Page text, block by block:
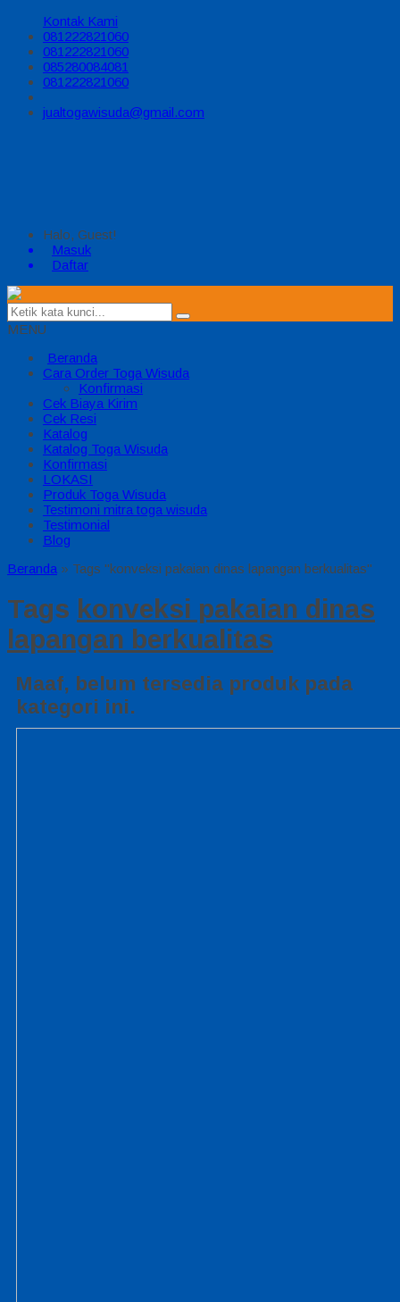
Kontak Kami
081222821060
081222821060
085280084081
081222821060
jualtogawisuda@gmail.com
Halo, Guest!
Masuk
Daftar
MENU
Beranda
Cara Order Toga Wisuda
Konfirmasi
Cek Biaya Kirim
Cek Resi
Katalog
Katalog Toga Wisuda
Konfirmasi
LOKASI
Produk Toga Wisuda
Testimoni mitra toga wisuda
Testimonial
Blog
Beranda » Tags "konveksi pakaian dinas lapangan berkualitas"
Tags konveksi pakaian dinas
lapangan berkualitas
Maaf, belum tersedia produk pada
kategori ini.